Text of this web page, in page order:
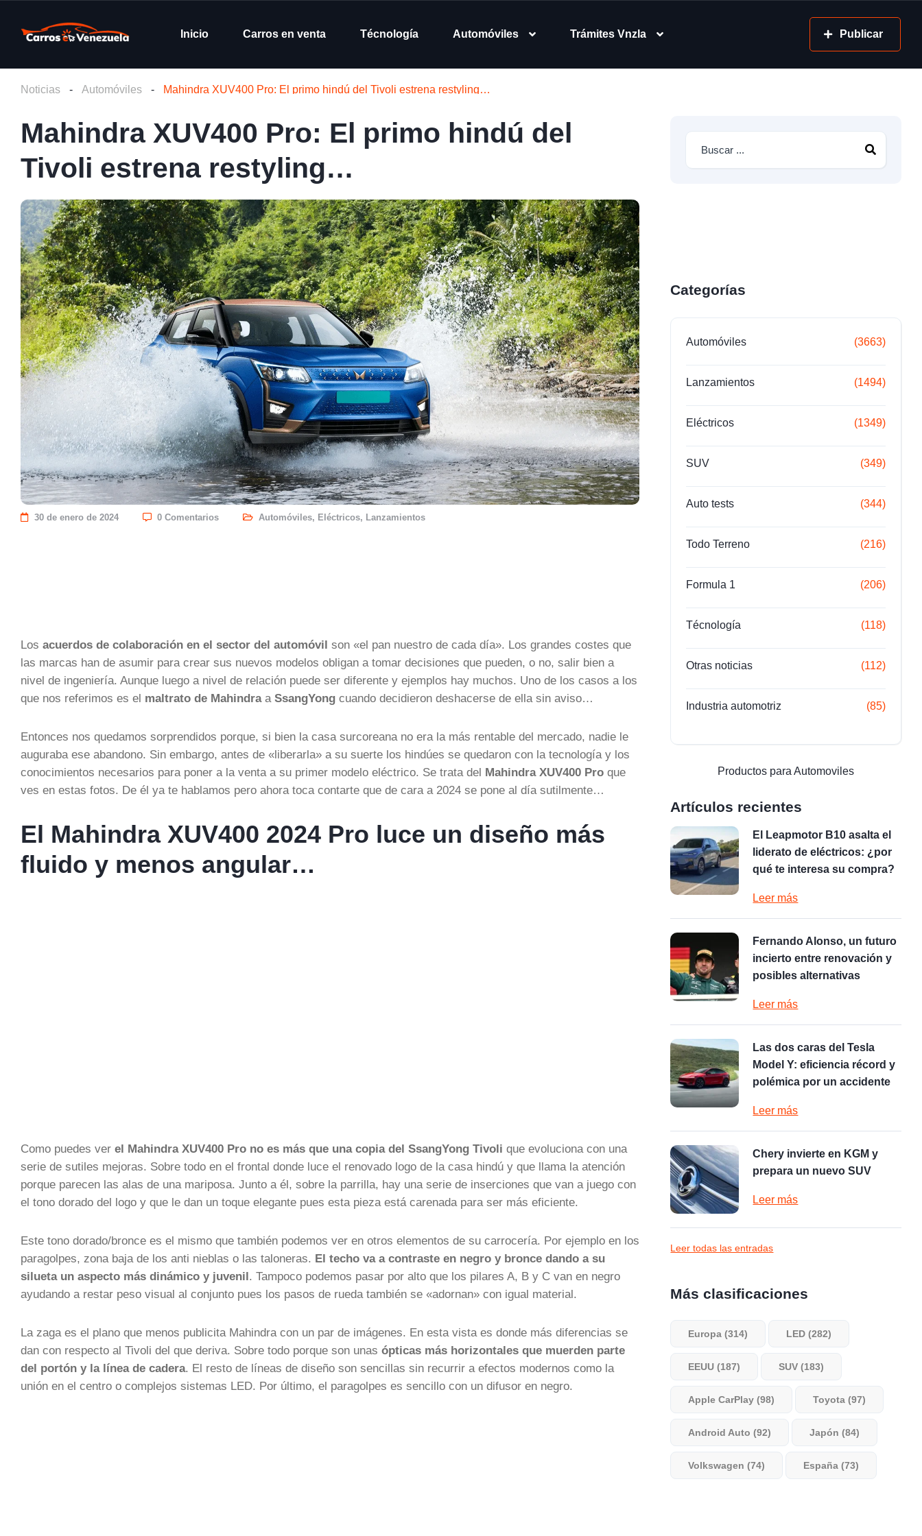
Inicio Carros en venta Técnología Automóviles Trámites Vnzla Publicar
Noticias - Automóviles - Mahindra XUV400 Pro: El primo hindú del Tivoli estrena restyling…
Mahindra XUV400 Pro: El primo hindú del
Tivoli estrena restyling…
30 de enero de 2024 0 Comentarios Automóviles, Eléctricos, Lanzamientos
Los acuerdos de colaboración en el sector del automóvil son «el pan nuestro de cada día». Los grandes costes que
las marcas han de asumir para crear sus nuevos modelos obligan a tomar decisiones que pueden, o no, salir bien a
nivel de ingeniería. Aunque luego a nivel de relación puede ser diferente y ejemplos hay muchos. Uno de los casos a los
que nos referimos es el maltrato de Mahindraa SsangYong cuando decidieron deshacerse de ella sin aviso…
Entonces nos quedamos sorprendidos porque, si bien la casa surcoreana no era la más rentable del mercado, nadie le
auguraba ese abandono. Sin embargo, antes de «liberarla» a su suerte los hindúes se quedaron con la tecnología y los
conocimientos necesarios para poner a la venta a su primer modelo eléctrico. Se trata del Mahindra XUV400 Pro que
ves en estas fotos. De él ya te hablamos pero ahora toca contarte que de cara a 2024 se pone al día sutilmente…
El Mahindra XUV400 2024 Pro luce un diseño más
fluido y menos angular…
Como puedes ver el Mahindra XUV400 Pro no es más que una copia del SsangYong Tivoli que evoluciona con una
serie de sutiles mejoras. Sobre todo en el frontal donde luce el renovado logo de la casa hindú y que llama la atención
porque parecen las alas de una mariposa. Junto a él, sobre la parrilla, hay una serie de inserciones que van a juego con
el tono dorado del logo y que le dan un toque elegante pues esta pieza está carenada para ser más eficiente.
Este tono dorado/bronce es el mismo que también podemos ver en otros elementos de su carrocería. Por ejemplo en los
paragolpes, zona baja de los anti nieblas o las taloneras. El techo va a contraste en negro y bronce dando a su
silueta un aspecto más dinámico y juvenil. Tampoco podemos pasar por alto que los pilares A, B y C van en negro
ayudando a restar peso visual al conjunto pues los pasos de rueda también se «adornan» con igual material.
La zaga es el plano que menos publicita Mahindra con un par de imágenes. En esta vista es donde más diferencias se
dan con respecto al Tivoli del que deriva. Sobre todo porque son unas ópticas más horizontales que muerden parte
del portón y la línea de cadera. El resto de líneas de diseño son sencillas sin recurrir a efectos modernos como la
unión en el centro o complejos sistemas LED. Por último, el paragolpes es sencillo con un difusor en negro.
Categorías
Automóviles (3663)
Lanzamientos (1494)
Eléctricos (1349)
SUV (349)
Auto tests (344)
Todo Terreno (216)
Formula 1 (206)
Técnología (118)
Otras noticias (112)
Industria automotriz (85)
Productos para Automoviles
Artículos recientes
El Leapmotor B10 asalta el
liderato de eléctricos: ¿por
qué te interesa su compra?
Leer más
Fernando Alonso, un futuro
incierto entre renovación y
posibles alternativas
Leer más
Las dos caras del Tesla
Model Y: eficiencia récord y
polémica por un accidente
Leer más
Chery invierte en KGM y
prepara un nuevo SUV
Leer más
Leer todas las entradas
Más clasificaciones
Europa (314) LED (282)
EEUU (187) SUV (183)
Apple CarPlay (98) Toyota (97)
Android Auto (92) Japón (84)
Volkswagen (74) España (73)